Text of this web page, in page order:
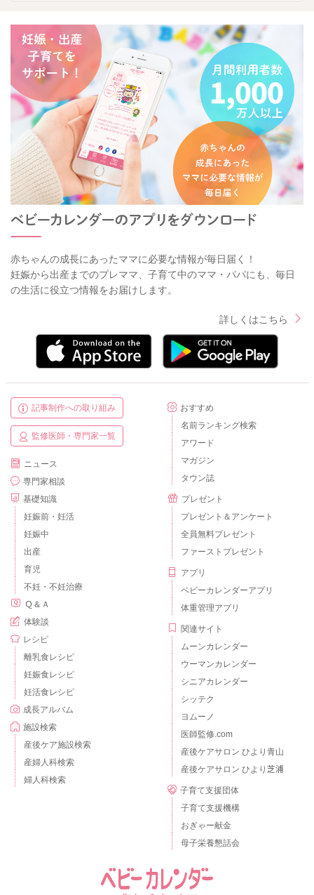
赤ちゃんの成長にあったママに必要な情報が毎日届く！
妊娠から出産までのプレママ、子育て中のママ・パパにも、毎日
の生活に役立つ情報をお届けします。
詳しくはこちら
記事制作への取り組み
監修医師・専門家一覧
ニュース
専門家相談
基礎知識
妊娠前・妊活
妊娠中
出産
育児
不妊・不妊治療
Ｑ＆Ａ
体験談
レシピ
離乳食レシピ
妊娠食レシピ
妊活食レシピ
成長アルバム
施設検索
産後ケア施設検索
産婦人科検索
婦人科検索
おすすめ
名前ランキング検索
アワード
マガジン
タウン誌
プレゼント
プレゼント＆アンケート
全員無料プレゼント
ファーストプレゼント
アプリ
ベビーカレンダーアプリ
体重管理アプリ
関連サイト
ムーンカレンダー
ウーマンカレンダー
シニアカレンダー
シッテク
ヨムーノ
医師監修.com
産後ケアサロン ひより青山
産後ケアサロン ひより芝浦
子育て支援団体
子育て支援機構
おぎゃー献金
母子栄養懇話会